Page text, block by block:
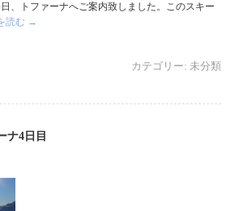
、トファーナへご案内致しました。このスキー
読む →
カテゴリー: 未分類
ナ4日目